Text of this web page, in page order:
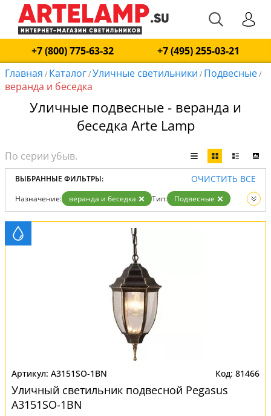
+7 (800) 775-63-32
+7 (495) 255-03-21
Главная / Каталог/Уличные светильники / Подвесные/
веранда и беседка
Уличные подвесные - веранда и
беседка Arte Lamp
ВЫБРАННЫЕ ФИЛЬТРЫ: ОЧИСТИТЬ ВСЕ
Назначение: веранда и беседка Тип:
Подвесные
Вид:
Уличные светильники
A3151SO-1BN 81466
Уличный светильник подвесной Pegasus
A3151SO-1BN